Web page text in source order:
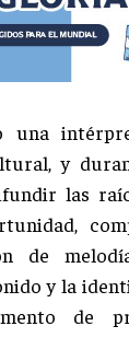
una
y
las
de
y la
de